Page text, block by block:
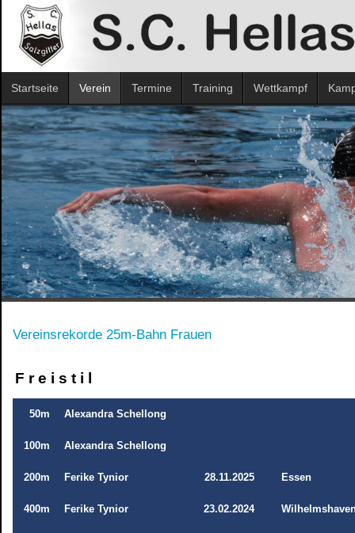
Startseite Verein Termine Training Wettkampf
Vereinsrekorde 25m-Bahn Frauen
F r e i s t i l
50m Alexandra Schellong
100m Alexandra Schellong
200m Ferike Tynior 28.11.2025 Essen
400m Ferike Tynior 23.02.2024